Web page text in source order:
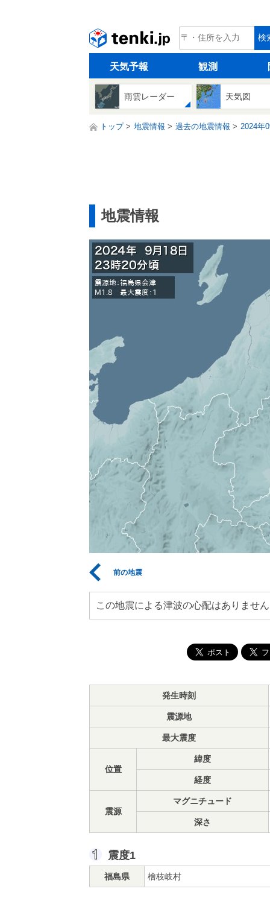
tenki.jp 検
天気予報 観測
雨雲レーダー 天気図
トップ 地震情報 過去の地震情報 2024年
地震情報
前の地震
この地震による津波の心配はありませ
発生時刻
震源地
最大震度
位置
緯度
経度
震源
マグニチュード
深さ
震度1
福島県 檜枝岐村